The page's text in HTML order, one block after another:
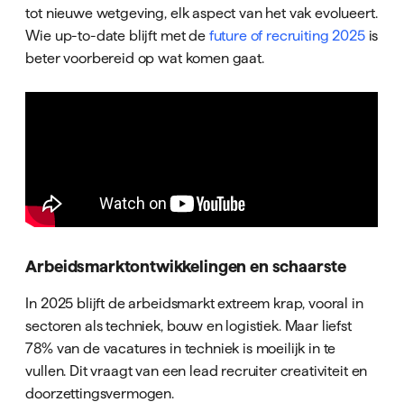
tot nieuwe wetgeving, elk aspect van het vak evolueert.
Wie up-to-date blijft met de future of recruiting 2025is
beter voorbereid op wat komen gaat.
Arbeidsmarktontwikkelingen en schaarste
In 2025 blijft de arbeidsmarkt extreem krap, vooral in
sectoren als techniek, bouw en logistiek. Maar liefst
78% van de vacatures in techniek is moeilijk in te
vullen. Dit vraagt van een lead recruiter creativiteit en
doorzettingsvermogen.